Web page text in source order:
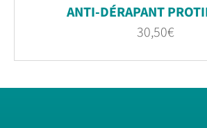
ANTI-DÉRAPANT
30,50€